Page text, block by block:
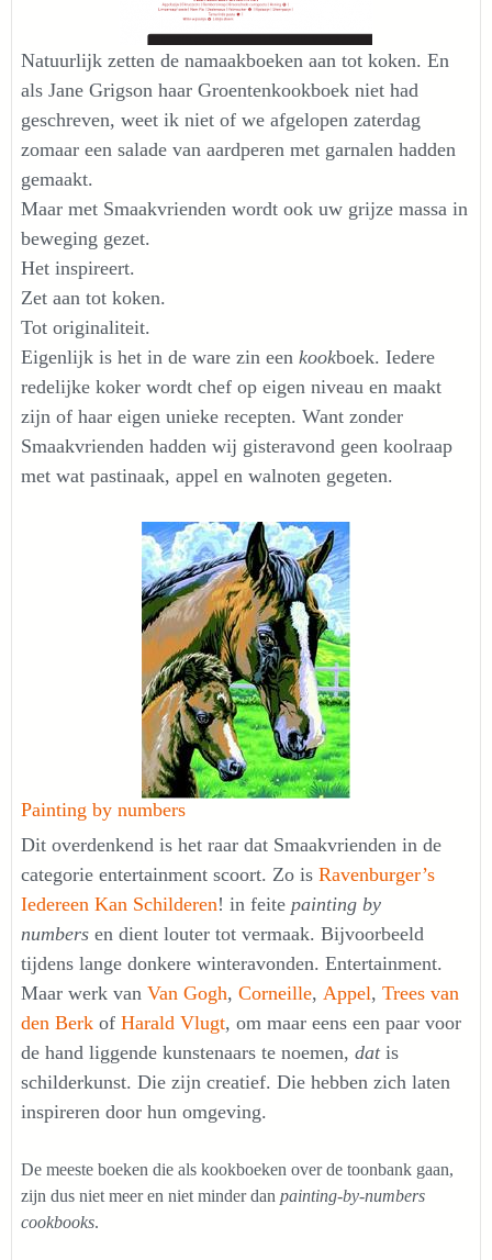
Natuurlijk zetten de namaakboeken aan tot koken. En
als Jane Grigson haar Groentenkookboek niet had
geschreven, weet ik niet of we afgelopen zaterdag
zomaar een salade van aardperen met garnalen hadden
gemaakt.
Maar met Smaakvrienden wordt ook uw grijze massa in
beweging gezet.
Het inspireert.
Zet aan tot koken.
Tot originaliteit.
Eigenlijk is het in de ware zin een kookboek. Iedere
redelijke koker wordt chef op eigen niveau en maakt
zijn of haar eigen unieke recepten. Want zonder
Smaakvrienden hadden wij gisteravond geen koolraap
met wat pastinaak, appel en walnoten gegeten.
Painting by numbers
Dit overdenkend is het raar dat Smaakvrienden in de
categorie entertainment scoort. Zo is Ravenburger’s
Iedereen Kan Schilderen! in feite painting by
numbers en dient louter tot vermaak. Bijvoorbeeld
tijdens lange donkere winteravonden. Entertainment.
Maar werk van Van Gogh, Corneille, Appel, Trees van
den Berk of Harald Vlugt, om maar eens een paar voor
de hand liggende kunstenaars te noemen, datis
schilderkunst. Die zijn creatief. Die hebben zich laten
inspireren door hun omgeving.
De meeste boeken die als kookboeken over de toonbank gaan,
zijn dus niet meer en niet minder dan painting-by-numbers
cookbooks.